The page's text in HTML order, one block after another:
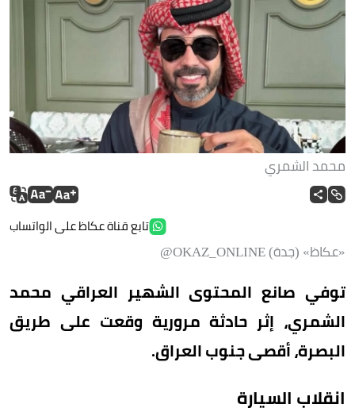
محمد الشمري
تابع قناة عكاظ على الواتساب
«عكاظ» (جدة) OKAZ_ONLINE@
توفي صانع المحتوى الشهير العراقي محمد
الشمري، إثر حادثة مرورية وقعت على طريق
البصرة، أقصى جنوب العراق.
انقلاب السيارة